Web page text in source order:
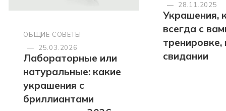
ОБЩИЕ СОВЕТЫ
—
25.03.2026
Лабораторные или
натуральные: какие
украшения с
бриллиантами
—
28.11.2025
Украшения,
всегда с
тренировке,
свидании